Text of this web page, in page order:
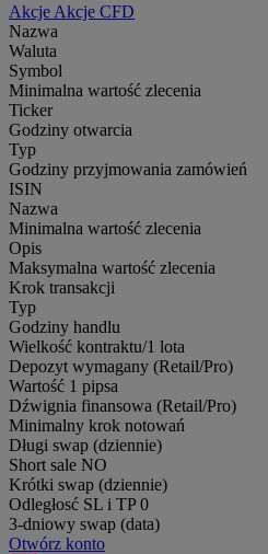
Akcje Akcje CFD
Nazwa
Waluta
Symbol
Minimalna wartość zlecenia
Ticker
Godziny otwarcia
Typ
Godziny przyjmowania zamówień
ISIN
Nazwa
Minimalna wartość zlecenia
Opis
Maksymalna wartość zlecenia
Krok transakcji
Typ
Godziny handlu
Wielkość kontraktu/1 lota
Depozyt wymagany (Retail/Pro)
Wartość 1 pipsa
Dźwignia finansowa (Retail/Pro)
Minimalny krok notowań
Długi swap (dziennie)
Short sale NO
Krótki swap (dziennie)
Odległosć SL i TP 0
3-dniowy swap (data)
Otwórz konto